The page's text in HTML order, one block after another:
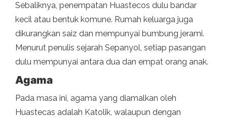
Sebaliknya, penempatan Huastecos dulu bandar
kecil atau bentuk komune. Rumah keluarga juga
dikurangkan saiz dan mempunyai bumbung jerami.
Menurut penulis sejarah Sepanyol, setiap pasangan
dulu mempunyai antara dua dan empat orang anak.
Agama
Pada masa ini, agama yang diamalkan oleh
Huastecas adalah Katolik, walaupun dengan